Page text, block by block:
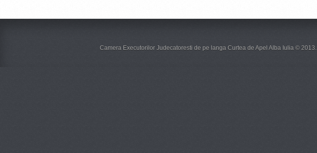
Camera Executorilor Judecatoresti de pe langa Curtea de Apel Alba Iulia © 2013.